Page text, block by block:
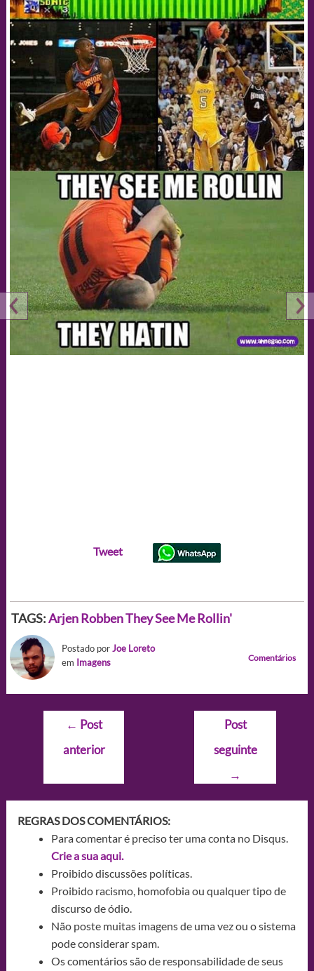
Tweet
TAGS:Arjen RobbenThey See Me Rollin'
Postado porJoe Loreto
em Imagens Comentários
Navegação
Post
← Post
anterior
Post
seguinte
→
REGRAS DOS COMENTÁRIOS:
Para comentar é preciso ter uma conta no Disqus.
Crie a sua aqui.
Proibido discussões políticas.
Proibido racismo, homofobia ou qualquer tipo de
discurso de ódio.
Não poste muitas imagens de uma vez ou o sistema
pode considerar spam.
Os comentários são de responsabilidade de seus